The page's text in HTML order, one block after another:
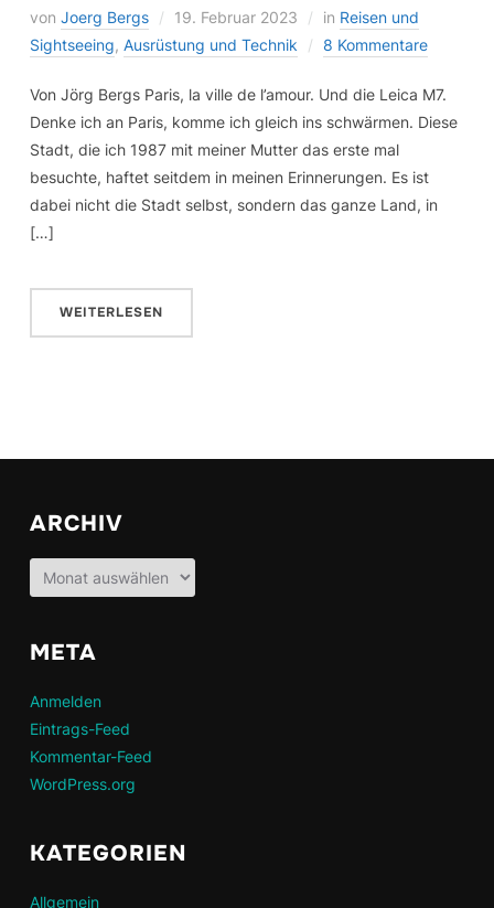
von Joerg Bergs 19. Februar 2023 in Reisen und
Sightseeing, Ausrüstung und Technik 8 Kommentare
Von Jörg Bergs Paris, la ville de l’amour. Und die Leica M7.
Denke ich an Paris, komme ich gleich ins schwärmen. Diese
Stadt, die ich 1987 mit meiner Mutter das erste mal
besuchte, haftet seitdem in meinen Erinnerungen. Es ist
dabei nicht die Stadt selbst, sondern das ganze Land, in
[…]
WEITERLESEN
ARCHIV
Archiv
META
Anmelden
Eintrags-Feed
Kommentar-Feed
WordPress.org
KATEGORIEN
Allgemein